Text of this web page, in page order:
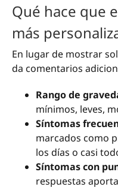
Qué hace que
más
En lugar de mostrar
da comentarios
Rango de
mínimos, leves,
Síntomas
marcados como
los días o casi
Síntomas con
respuestas